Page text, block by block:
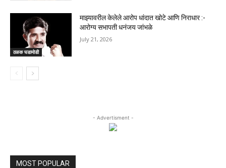
ठळक घडामोडी
माझ्यावरील केलेले आरोप धांदात खोटे आणि निराधार :-
आरोग्य सभापती धनंजय जांभळे
July 21, 2026
- Advertisment -
MOST POPULAR